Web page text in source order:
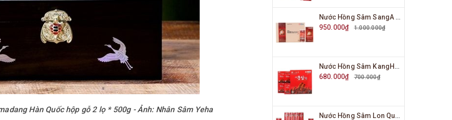
Hàn Quốc hộp gỗ 2 lọ * 500g - Ảnh: Nhân Sâm Yeha
Nước Hồng Sâm SangA Người Lớn Hộp 30 Gói x 10ml
950.000₫
1.000.000₫
Nước Hồng Sâm KangHwa Hàn Quốc Hộp 30 Gói x 70ml
680.000₫
700.000₫
Nước Hồng Sâm Lon Queen Bin Hàn Quốc Hộp 30 Lon x 175ml